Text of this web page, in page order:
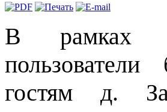
В рамках
гостям д.